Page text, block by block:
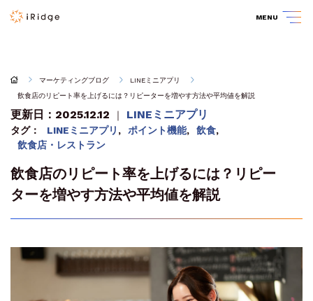
MENU
マーケティングブログ
LINEミニアプリ
飲食店のリピート率を上げるには？リピーターを増やす方法や平均値を解説
更新日：2025.12.12 ｜ LINEミニアプリ
タグ： LINEミニアプリ , ポイント機能, 飲食,
飲食店・レストラン
飲食店のリピート率を上げるには？リピー
ターを増やす方法や平均値を解説